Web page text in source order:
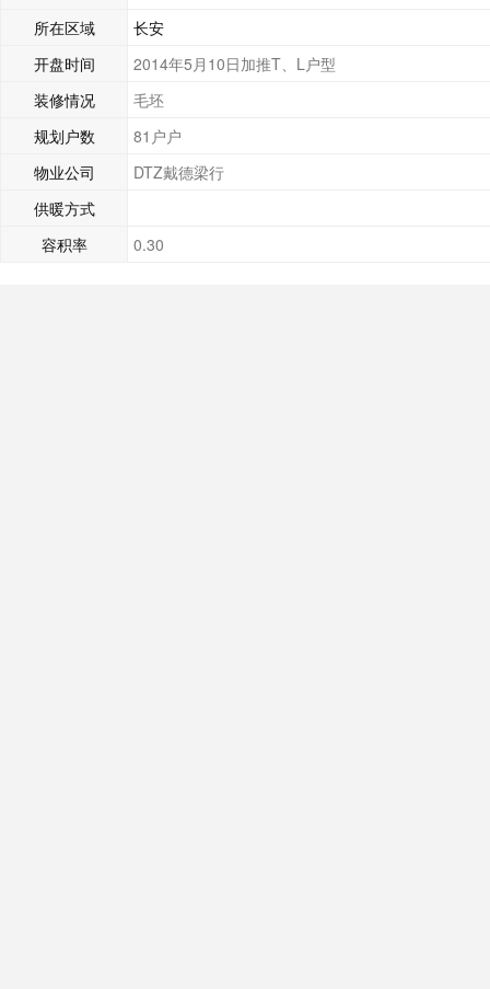
所在区域
长安
开盘时间
2014年5月10日加推T、L户型
装修情况
毛坯
规划户数
81户户
物业公司
DTZ戴德梁行
供暖方式
容积率
0.30